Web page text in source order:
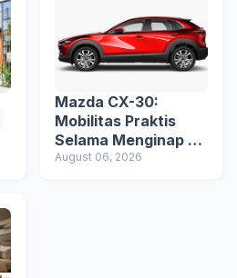
Mazda CX-30:
Mobilitas Praktis
Selama Menginap di
Hotel
August 06, 2026